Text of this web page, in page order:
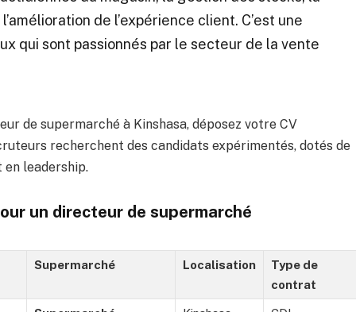
de l’expérience client. C’est une
qui sont passionnés par le secteur de la vente
de supermarché à Kinshasa, déposez votre CV
recherchent des candidats expérimentés, dotés de
en leadership.
un directeur de supermarché
Supermarché Localisation
Type de
contrat